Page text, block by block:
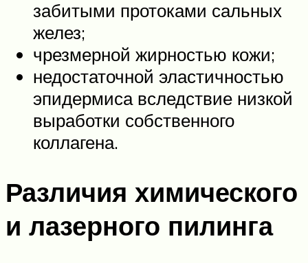
забитыми протоками сальных
желез;
чрезмерной жирностью кожи;
недостаточной эластичностью
эпидермиса вследствие низкой
выработки собственного
коллагена.
Различия химического
и лазерного пилинга